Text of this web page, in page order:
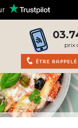
prix
Être rappelé